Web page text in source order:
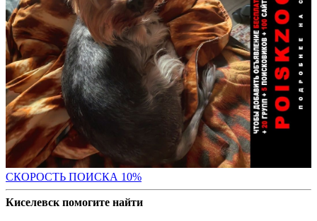
СКОРОСТЬ ПОИСКА 10%
Киселевск помогите найти